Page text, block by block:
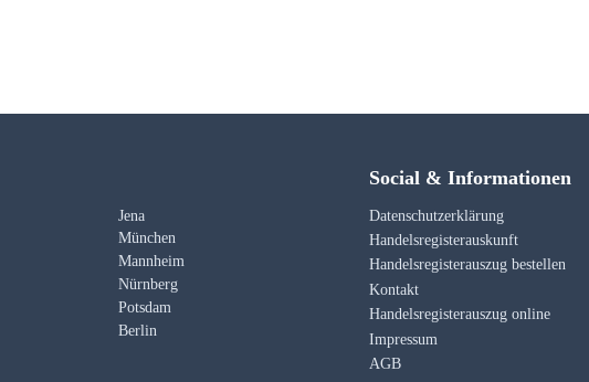
Jena
München
Mannheim
Nürnberg
Potsdam
Berlin
Social & Informationen
Datenschutzerklärung
Handelsregisterauskunft
Handelsregisterauszug bestellen
Kontakt
Handelsregisterauszug online
Impressum
AGB